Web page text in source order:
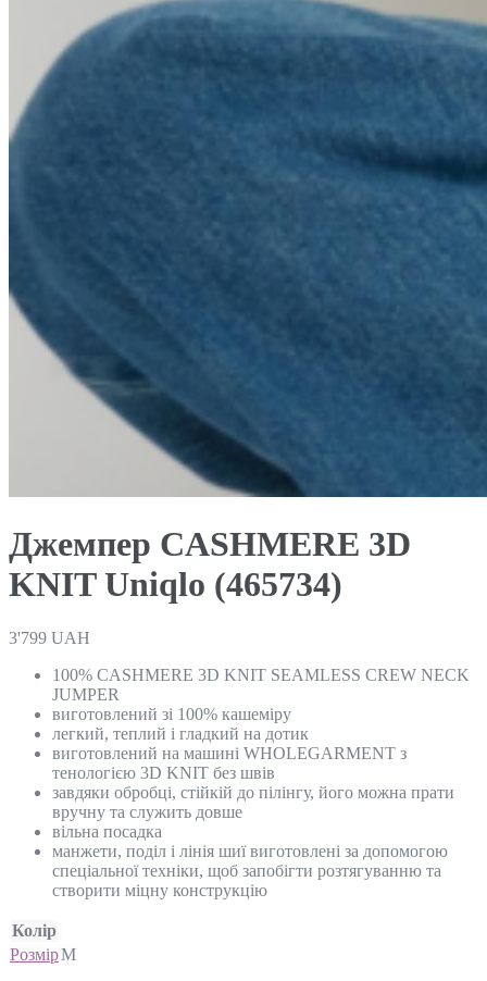
Джемпер CASHMERE 3D
KNIT Uniqlo (465734)
3'799 UAH
100% CASHMERE 3D KNIT SEAMLESS CREW NECK
JUMPER
виготовлений зі 100% кашеміру
легкий, теплий і гладкий на дотик
виготовлений на машині WHOLEGARMENT з
тенологією 3D KNIT без швів
завдяки обробці, стійкій до пілінгу, його можна прати
вручну та служить довше
вільна посадка
манжети, поділ і лінія шиї виготовлені за допомогою
спеціальної техніки, щоб запобігти розтягуванню та
створити міцну конструкцію
Колір
РозмірM